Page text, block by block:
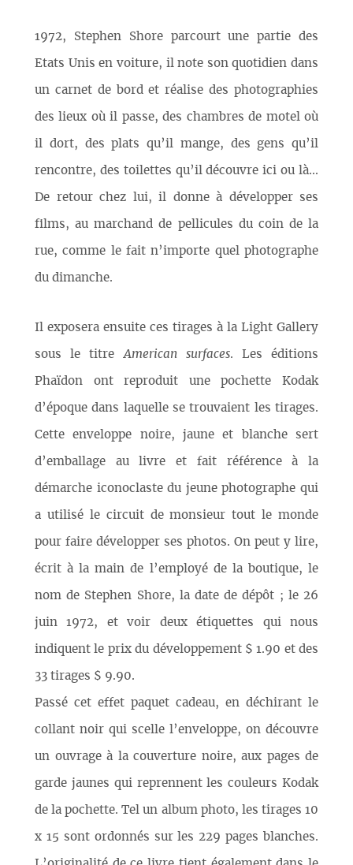
1972, Stephen Shore parcourt une partie des
Etats Unis en voiture, il note son quotidien dans
un carnet de bord et réalise des photographies
des lieux où il passe, des chambres de motel où
il dort, des plats qu’il mange, des gens qu’il
rencontre, des toilettes qu’il découvre ici ou là...
De retour chez lui, il donne à développer ses
films, au marchand de pellicules du coin de la
rue, comme le fait n’importe quel photographe
du dimanche.
Il exposera ensuite ces tirages à la Light Gallery
sous le titre American surfaces. Les éditions
Phaïdon ont reproduit une pochette Kodak
d’époque dans laquelle se trouvaient les tirages.
Cette enveloppe noire, jaune et blanche sert
d’emballage au livre et fait référence à la
démarche iconoclaste du jeune photographe qui
a utilisé le circuit de monsieur tout le monde
pour faire développer ses photos. On peut y lire,
écrit à la main de l’employé de la boutique, le
nom de Stephen Shore, la date de dépôt ; le 26
juin 1972, et voir deux étiquettes qui nous
indiquent le prix du développement $ 1.90 et des
33 tirages $ 9.90.
Passé cet effet paquet cadeau, en déchirant le
collant noir qui scelle l’enveloppe, on découvre
un ouvrage à la couverture noire, aux pages de
garde jaunes qui reprennent les couleurs Kodak
de la pochette. Tel un album photo, les tirages 10
x 15 sont ordonnés sur les 229 pages blanches.